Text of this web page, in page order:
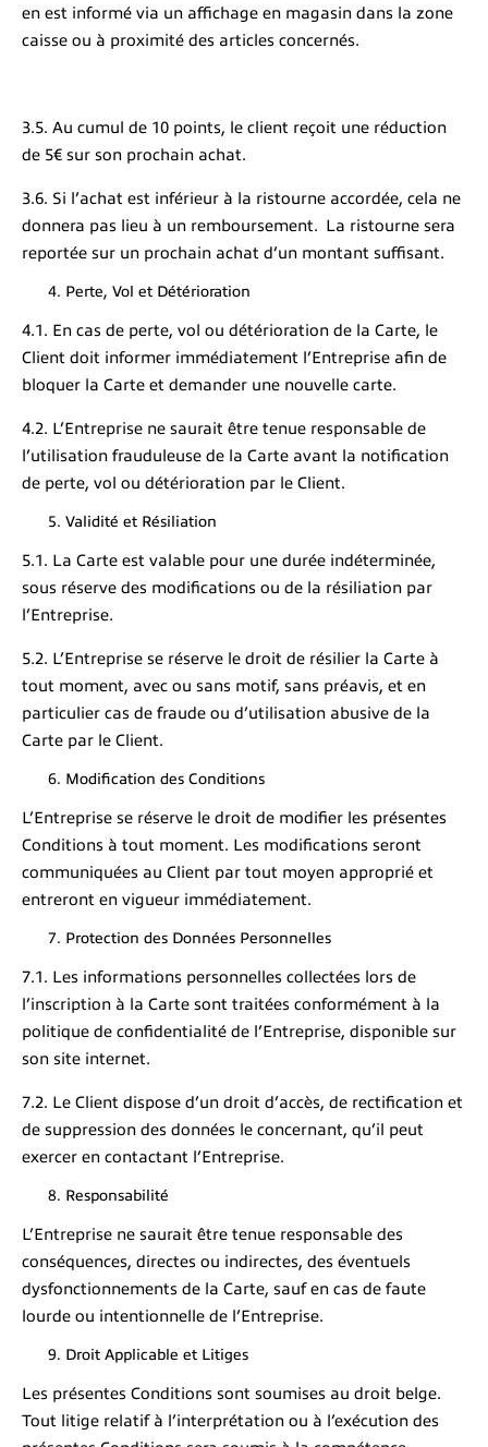
en est informé via un affichage en magasin dans la zone
caisse ou à proximité des articles concernés.
3.5. Au cumul de 10 points, le client reçoit une réduction
de 5€ sur son prochain achat.
3.6. Si l’achat est inférieur à la ristourne accordée, cela ne
donnera pas lieu à un remboursement. La ristourne sera
reportée sur un prochain achat d’un montant suffisant.
Perte, Vol et Détérioration
4.1. En cas de perte, vol ou détérioration de la Carte, le
Client doit informer immédiatement l’Entreprise afin de
bloquer la Carte et demander une nouvelle carte.
4.2. L’Entreprise ne saurait être tenue responsable de
l’utilisation frauduleuse de la Carte avant la notification
de perte, vol ou détérioration par le Client.
Validité et Résiliation
5.1. La Carte est valable pour une durée indéterminée,
sous réserve des modifications ou de la résiliation par
l’Entreprise.
5.2. L’Entreprise se réserve le droit de résilier la Carte à
tout moment, avec ou sans motif, sans préavis, et en
particulier cas de fraude ou d’utilisation abusive de la
Carte par le Client.
Modification des Conditions
L’Entreprise se réserve le droit de modifier les présentes
Conditions à tout moment. Les modifications seront
communiquées au Client par tout moyen approprié et
entreront en vigueur immédiatement.
Protection des Données Personnelles
7.1. Les informations personnelles collectées lors de
l’inscription à la Carte sont traitées conformément à la
politique de confidentialité de l’Entreprise, disponible sur
son site internet.
7.2. Le Client dispose d’un droit d’accès, de rectification et
de suppression des données le concernant, qu’il peut
exercer en contactant l’Entreprise.
Responsabilité
L’Entreprise ne saurait être tenue responsable des
conséquences, directes ou indirectes, des éventuels
dysfonctionnements de la Carte, sauf en cas de faute
lourde ou intentionnelle de l’Entreprise.
Droit Applicable et Litiges
Les présentes Conditions sont soumises au droit belge.
Tout litige relatif à l’interprétation ou à l’exécution des